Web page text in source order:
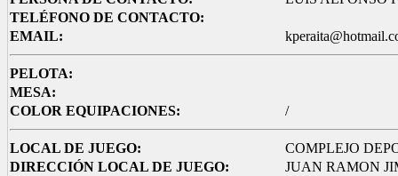
TELÉFONO DE CONTACTO:
EMAIL:
PELOTA:
MESA:
COLOR EQUIPACIONES:
/
LOCAL DE JUEGO:
COMPLEJO
DIRECCIÓN LOCAL DE JUEGO:
JUAN RAMON